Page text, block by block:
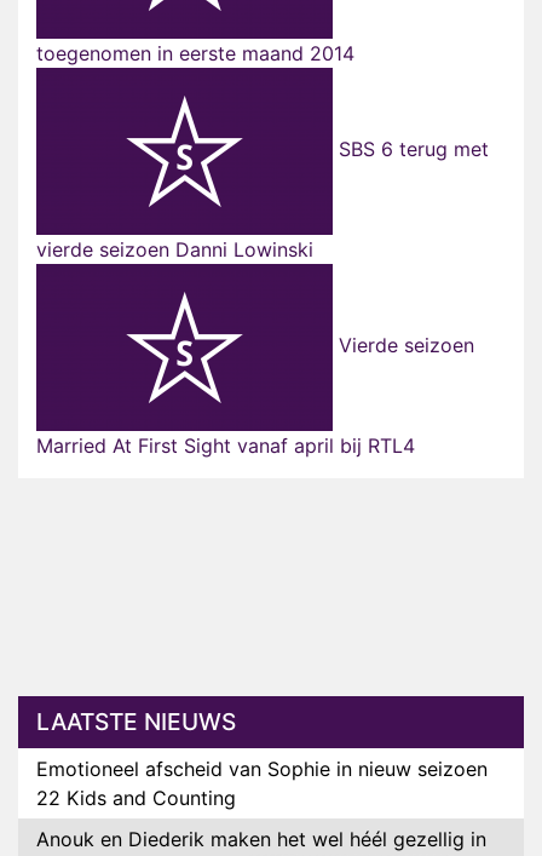
toegenomen in eerste maand 2014
SBS 6 terug met
vierde seizoen Danni Lowinski
Vierde seizoen
Married At First Sight vanaf april bij RTL4
LAATSTE NIEUWS
Emotioneel afscheid van Sophie in nieuw seizoen
22 Kids and Counting
Anouk en Diederik maken het wel héél gezellig in